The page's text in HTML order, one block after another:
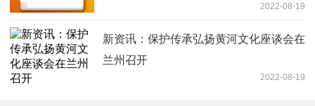
与甘肃省人社厅签订合作共建框架协议
2022-08-19
新资讯：保护传承弘扬黄河文化座谈会在
兰州召开
2022-08-19